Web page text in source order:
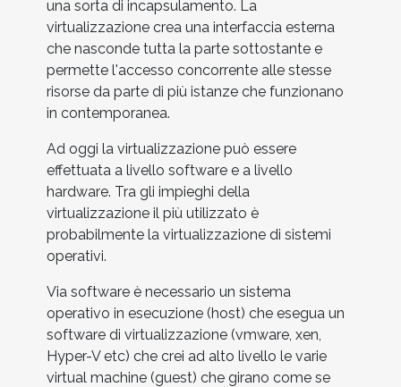
una sorta di incapsulamento. La
virtualizzazione crea una interfaccia esterna
che nasconde tutta la parte sottostante e
permette l'accesso concorrente alle stesse
risorse da parte di più istanze che funzionano
in contemporanea.
Ad oggi la virtualizzazione può essere
effettuata a livello software e a livello
hardware. Tra gli impieghi della
virtualizzazione il più utilizzato è
probabilmente la virtualizzazione di sistemi
operativi.
Via software è necessario un sistema
operativo in esecuzione (host) che esegua un
software di virtualizzazione (vmware, xen,
Hyper-V etc) che crei ad alto livello le varie
virtual machine (guest) che girano come se